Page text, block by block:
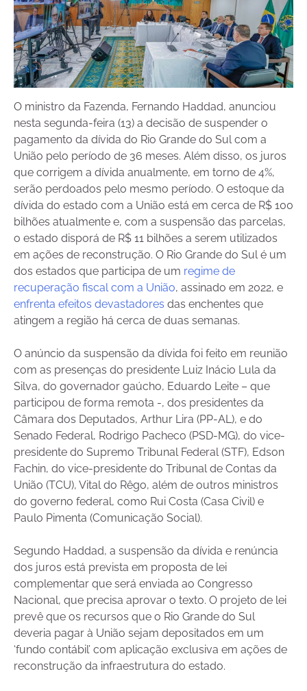
O ministro da Fazenda, Fernando Haddad, anunciou
nesta segunda-feira (13) a decisão de suspender o
pagamento da dívida do Rio Grande do Sul com a
União pelo período de 36 meses. Além disso, os juros
que corrigem a dívida anualmente, em torno de 4%,
serão perdoados pelo mesmo período. O estoque da
dívida do estado com a União está em cerca de R$ 100
bilhões atualmente e, com a suspensão das parcelas,
o estado disporá de R$ 11 bilhões a serem utilizados
em ações de reconstrução. O Rio Grande do Sul é um
dos estados que participa de um regime de
recuperação fiscal com a União, assinado em 2022, e
enfrenta efeitos devastadores das enchentes que
atingem a região há cerca de duas semanas.
O anúncio da suspensão da dívida foi feito em reunião
com as presenças do presidente Luiz Inácio Lula da
Silva, do governador gaúcho, Eduardo Leite – que
participou de forma remota -, dos presidentes da
Câmara dos Deputados, Arthur Lira (PP-AL), e do
Senado Federal, Rodrigo Pacheco (PSD-MG), do vice-
presidente do Supremo Tribunal Federal (STF), Edson
Fachin, do vice-presidente do Tribunal de Contas da
União (TCU), Vital do Rêgo, além de outros ministros
do governo federal, como Rui Costa (Casa Civil) e
Paulo Pimenta (Comunicação Social).
Segundo Haddad, a suspensão da dívida e renúncia
dos juros está prevista em proposta de lei
complementar que será enviada ao Congresso
Nacional, que precisa aprovar o texto. O projeto de lei
prevê que os recursos que o Rio Grande do Sul
deveria pagar à União sejam depositados em um
‘fundo contábil’ com aplicação exclusiva em ações de
reconstrução da infraestrutura do estado.